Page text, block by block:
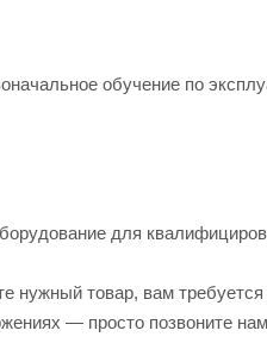
обучение по
для
нужный товар, вам
— просто позвоните